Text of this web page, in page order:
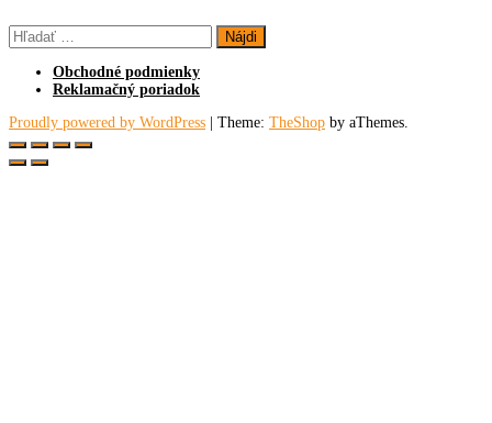
Hľadať:
Obchodné podmienky
Reklamačný poriadok
Proudly powered by WordPress
Theme: TheShop by aThemes.